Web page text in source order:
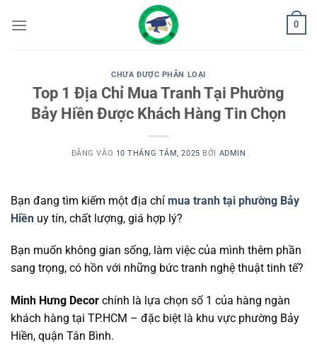
qua
0
CHƯA ĐƯỢC PHÂN LOẠI
Top 1 Địa Chỉ Mua Tranh Tại Phường
Bảy Hiền Được Khách Hàng Tin Chọn
ĐĂNG VÀO 10 THÁNG TÁM, 2025 BỞI ADMIN
Bạn đang tìm kiếm một địa chỉ mua tranh tại phường Bảy
Hiền uy tín, chất lượng, giá hợp lý?
Bạn muốn không gian sống, làm việc của mình thêm phần
sang trọng, có hồn với những bức tranh nghệ thuật tinh tế?
Minh Hưng Decor chính là lựa chọn số 1 của hàng ngàn
khách hàng tại TP.HCM – đặc biệt là khu vực phường Bảy
Hiền, quận Tân Bình.